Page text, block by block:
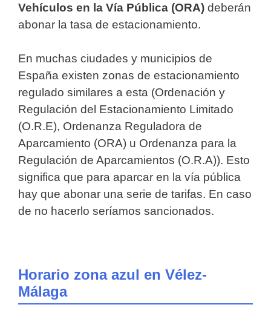
Vehículos en la Vía Pública (ORA) deberán
abonar la tasa de estacionamiento.
En muchas ciudades y municipios de
España existen zonas de estacionamiento
regulado similares a esta (Ordenación y
Regulación del Estacionamiento Limitado
(O.R.E), Ordenanza Reguladora de
Aparcamiento (ORA) u Ordenanza para la
Regulación de Aparcamientos (O.R.A)). Esto
significa que para aparcar en la vía pública
hay que abonar una serie de tarifas. En caso
de no hacerlo seríamos sancionados.
Horario zona azul en Vélez-
Málaga